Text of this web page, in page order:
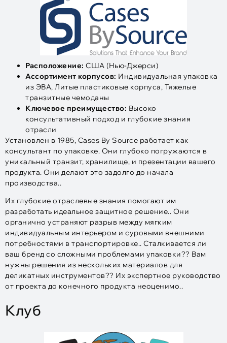
Расположение: США (Нью-Джерси)
Ассортимент корпусов: Индивидуальная упаковка
из ЭВА, Литые пластиковые корпуса, Тяжелые
транзитные чемоданы
Ключевое преимущество: Высоко
консультативный подход и глубокие знания
отрасли
Установлен в 1985, Cases By Source работает как
консультант по упаковке. Они глубоко погружаются в
уникальный транзит, хранилище, и презентации вашего
продукта. Они делают это задолго до начала
производства..
Их глубокие отраслевые знания помогают им
разработать идеальное защитное решение.. Они
органично устраняют разрыв между мягким
индивидуальным интерьером и суровыми внешними
потребностями в транспортировке.. Сталкивается ли
ваш бренд со сложными проблемами упаковки?? Вам
нужны решения из нескольких материалов для
деликатных инструментов?? Их экспертное руководство
от проекта до конечного продукта неоценимо..
Клуб